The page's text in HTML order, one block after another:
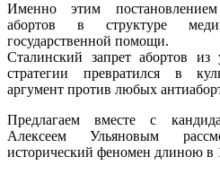
Именно этим
абортов в структуре
государственной помощи.
Сталинский запрет абортов из
стратегии превратился в
аргумент против любых
Предлагаем вместе с
Алексеем Ульяновым
исторический феномен длиною в